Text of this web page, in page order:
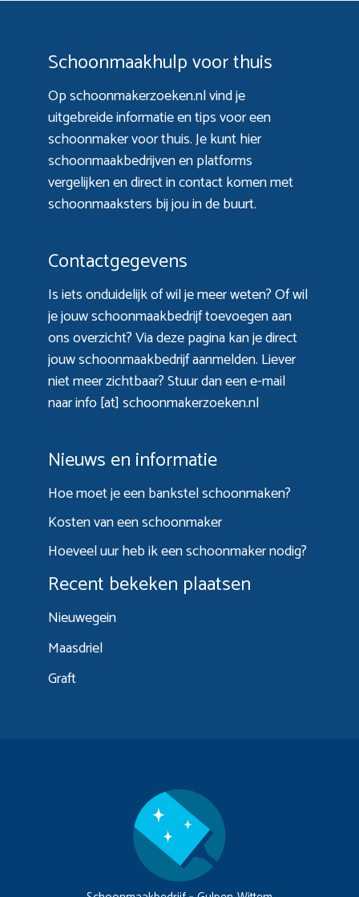
Schoonmaakhulp voor thuis
Op schoonmakerzoeken.nl vind je
uitgebreide informatie en tips voor een
schoonmaker voor thuis. Je kunt hier
schoonmaakbedrijven en platforms
vergelijken en direct in contact komen met
schoonmaaksters bij jou in de buurt.
Contactgegevens
Is iets onduidelijk of wil je meer weten? Of wil
je jouw schoonmaakbedrijf toevoegen aan
ons overzicht? Viadeze paginakan je direct
jouw schoonmaakbedrijf aanmelden. Liever
niet meer zichtbaar? Stuur dan een e-mail
naar info [at] schoonmakerzoeken.nl
Nieuws en informatie
Hoe moet je een bankstel schoonmaken?
Kosten van een schoonmaker
Hoeveel uur heb ik een schoonmaker nodig?
Recent bekeken plaatsen
Nieuwegein
Maasdriel
Graft